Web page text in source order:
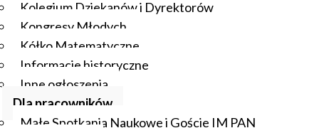
Kolegium Dziekanów i Dyrektorów
Kongresy Młodych
Kółko Matematyczne
Informacje historyczne
Inne ogłoszenia
Dla pracowników
Małe Spotkania Naukowe i Goście IM PAN